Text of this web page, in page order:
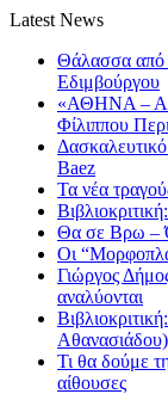
Latest News
Θάλασσα από
Εδιμβούργου
«ΑΘΗΝΑ –
Φίλιππου
Baez
Τα νέα
Θα σε Βρω –
Οι
Γιώργος
αναλύονται
Αθανασιάδου)
Τι θα δούμε
αίθουσες